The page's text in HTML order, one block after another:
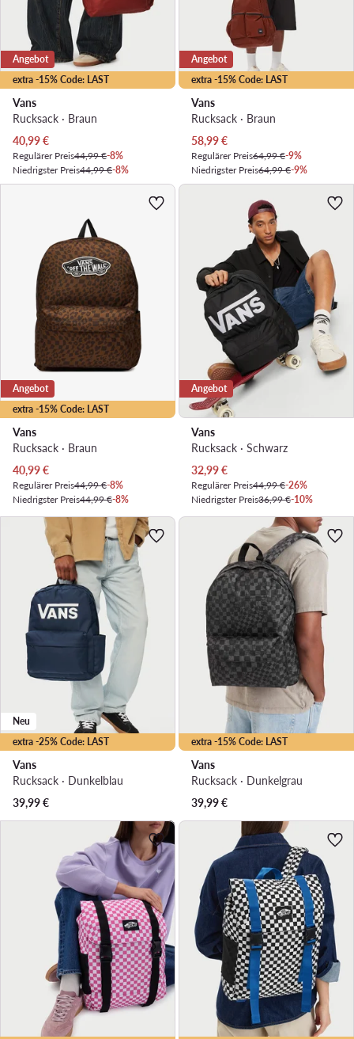
extra -15% Code: LAST
Angebot
Vans
Rucksack · Braun
Aktueller Preis
40,99€
Regulärer Preis44,99 €-8%
Niedrigster Preis44,99 €-8%
extra -15% Code: LAST
Angebot
Vans
Rucksack · Braun
Aktueller Preis
58,99€
Regulärer Preis64,99 €-9%
Niedrigster Preis64,99 €-9%
extra -15% Code: LAST
Angebot
Vans
Rucksack · Braun
Aktueller Preis
40,99€
Regulärer Preis44,99 €-8%
Niedrigster Preis44,99 €-8%
Angebot
Vans
Rucksack · Schwarz
Aktueller Preis
32,99€
Regulärer Preis44,99 €-26%
Niedrigster Preis36,99 €-10%
extra -25% Code: LAST
Neu
Vans
Rucksack · Dunkelblau
39,99€
extra -15% Code: LAST
Vans
Rucksack · Dunkelgrau
39,99€